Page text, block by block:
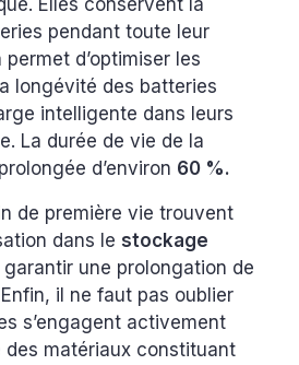
Elles conservent la
pendant toute leur
d’optimiser les
longévité des batteries
intelligente dans leurs
La durée de vie de la
d’environ 60 %.
de première vie trouvent
dans lestockage
garantir une prolongation de
il ne faut pas oublier
s’engagent activement
matériaux constituant